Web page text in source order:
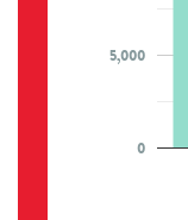
0
5,000